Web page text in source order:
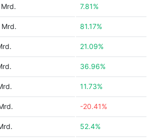
7.81%
81.17%
21.09%
36.96%
11.73%
-20.41%
52.4%